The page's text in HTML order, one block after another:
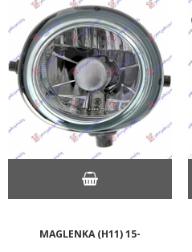
MAGLENKA (H11) 15-